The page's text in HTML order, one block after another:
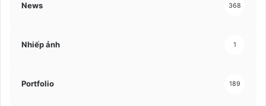
News 368
Nhiếp ảnh 1
Portfolio 189